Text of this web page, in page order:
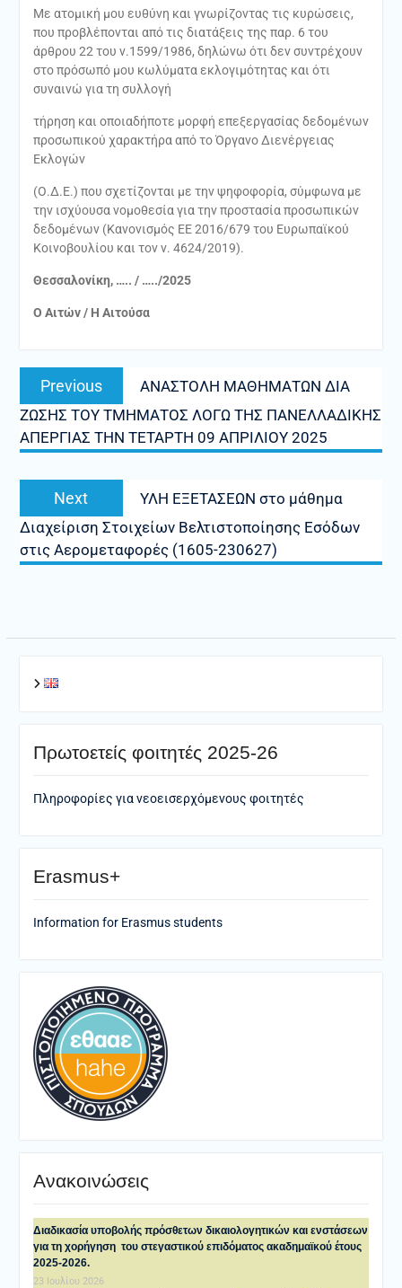
Με ατομική μου ευθύνη και γνωρίζοντας τις κυρώσεις,
που προβλέπονται από τις διατάξεις της παρ. 6 του
άρθρου 22 του ν.1599/1986, δηλώνω ότι δεν συντρέχουν
στο πρόσωπό μου κωλύματα εκλογιμότητας και ότι
συναινώ για τη συλλογή
τήρηση και οποιαδήποτε μορφή επεξεργασίας δεδομένων
προσωπικού χαρακτήρα από το Όργανο Διενέργειας
Εκλογών
(Ο.Δ.Ε.) που σχετίζονται με την ψηφοφορία, σύμφωνα με
την ισχύουσα νομοθεσία για την προστασία προσωπικών
δεδομένων (Κανονισμός ΕΕ 2016/679 του Ευρωπαϊκού
Κοινοβουλίου και τον ν. 4624/2019).
Θεσσαλονίκη, ….. / …../2025
Ο Αιτών / Η Αιτούσα
Πλοήγηση
άρθρων
Previous
post:
ΑΝΑΣΤΟΛΗ ΜΑΘΗΜΑΤΩΝ ΔΙΑ
ΖΩΣΗΣ ΤΟΥ ΤΜΗΜΑΤΟΣ ΛΟΓΩ ΤΗΣ ΠΑΝΕΛΛΑΔΙΚΗΣ
ΑΠΕΡΓΙΑΣ ΤΗΝ ΤΕΤΑΡΤΗ 09 ΑΠΡΙΛΙΟΥ 2025
Next
post:
ΥΛΗ ΕΞΕΤΑΣΕΩΝ στο μάθημα
Διαχείριση Στοιχείων Βελτιστοποίησης Εσόδων
στις Αερομεταφορές (1605-230627)
Πρωτοετείς φοιτητές 2025-26
Πληροφορίες για νεοεισερχόμενους φοιτητές
Erasmus+
Information for Erasmus students
Ανακοινώσεις
Διαδικασία υποβολής πρόσθετων δικαιολογητικών και ενστάσεων
για τη χορήγηση του στεγαστικού επιδόματος ακαδημαϊκού έτους
2025-2026.
23 Ιουλίου 2026